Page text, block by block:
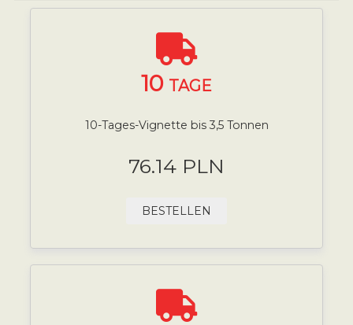
10 TAGE
10-Tages-Vignette bis 3,5 Tonnen
76.14 PLN
BESTELLEN